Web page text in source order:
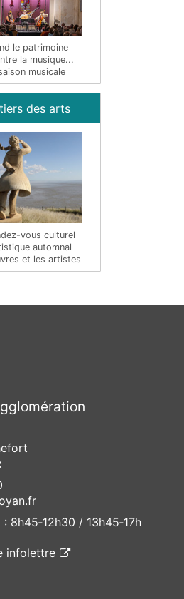
le patrimoine
la musique...
musicale
des arts
vous culturel
automnal
et les artistes
: 8h45‑12h30 / 13h45‑17h
infolettre (ouvre une nouvelle